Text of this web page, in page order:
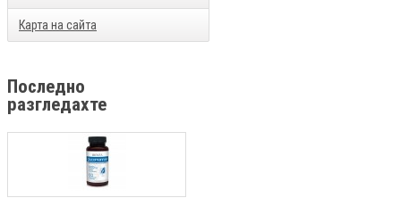
Карта на сайта
Последно
разгледахте